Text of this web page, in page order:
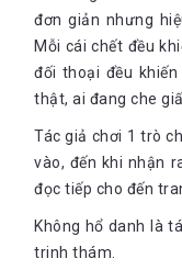
đơn giản nhưng
Mỗi cái chết đều
đối thoại đều
thật, ai đang che
Tác giả chơi 1 trò
vào, đến khi nhận
đọc tiếp cho đến
Không hổ danh là
trinh thám.